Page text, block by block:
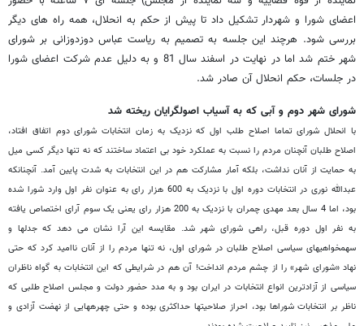
اعضای شورا و شهردار تشکیل داد تا پیش از حکم به انحلال، همه راه های دیگر
بررسی شود. هرچند این جلسه به تصمیم به ریاست عباس دوزدوزانی بر شورای
شهر ختم شد اما در نهایت در اسفند سال 81 و به دلیل عدم شرکت اعضای شورا
در جلسات، حکم انحلال آن صادر شد.
شورای شهر دوم و آبی که به آسیاب اصولگرایان ریخته شد
با انحلال شورای تماما اصلاح طلب اول که نزدیک به زمان انتخابات شورای دوم اتفاق افتاد،
اصلاح طلبان آنچنان مردم را نسبت به عملکرد خود بی اعتماد ساختند که نه تنها دیگر کسی میل
به حمایت از آنان نداشت، بلکه آمار مشارکت هم در این انتخابات به شدت پایین آمد. آنچنانکه
عبدالله نوری در انتخابات دوره اول با نزدیک به 600 هزار رای به عنوان نفر اول وارد شورا شده
بود، اما 4 سال بعد مهدی چمران با نزدیک به 200 هزار رای یعنی یک سوم آرای اختصاص یافته
به نفر اول دوره قبل، راهی شورای شهر شد. مقایسه این آرا نشان می دهد که جدل‎ها و
سهم‎خواهی‎های سیاسی اصلاح طلبان در شورای اول، نه تنها مردم را از آنان ناامید کرد که حتی
نهاد «شورای شهر» را از چشم مردم انداخت! آن هم در شرایطی که این انتخابات به گواه ناظران
سیاسی از آزادترین انواع انتخابات در ایران بود و به مدد حضور دولت و مجلس اصلاح طلبی که
ناظر بر انتخابات شوراها بود، احراز صلاحیت‎ها حداکثری بوده و حتی چهره‎هایی از نهضت آزادی و